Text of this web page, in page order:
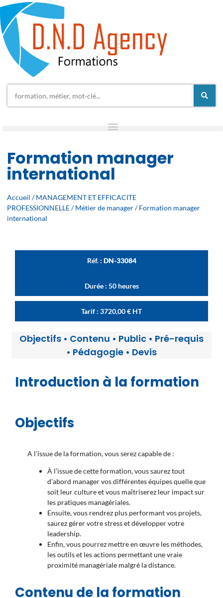
Formation manager
international
Accueil /MANAGEMENT ET EFFICACITE
PROFESSIONNELLE/Métier de manager/ Formation manager
international
Réf. : DN-33084
Durée : 50 heures
Tarif : 3720,00€ HT
Objectifs • Contenu • Public • Pré-requis
• Pédagogie • Devis
Introduction à la formation
Objectifs
A l’issue de la formation, vous serez capable de :
À l’issue de cette formation, vous saurez tout
d’abord manager vos différentes équipes quelle que
soit leur culture et vous maîtriserez leur impact sur
les pratiques managériales.
Ensuite, vous rendrez plus performant vos projets,
saurez gérer votre stress et développer votre
leadership.
Enfin, vous pourrez mettre en œuvre les méthodes,
les outils et les actions permettant une vraie
proximité managériale malgré la distance.
Contenu de la formation